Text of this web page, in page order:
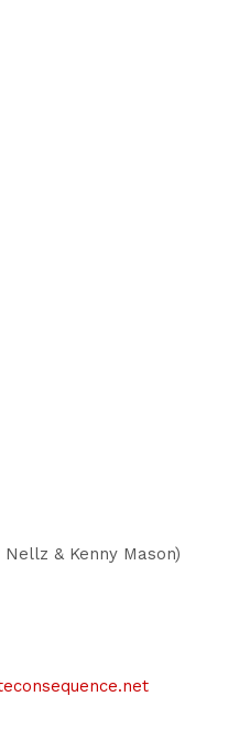
& Kenny Mason)